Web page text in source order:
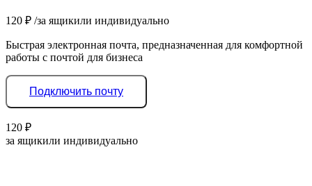
120 ₽ /за ящикили индивидуально
Быстрая электронная почта, предназначенная для комфортной
работы с почтой для бизнеса
Подключить почту
120 ₽
за ящикили индивидуально